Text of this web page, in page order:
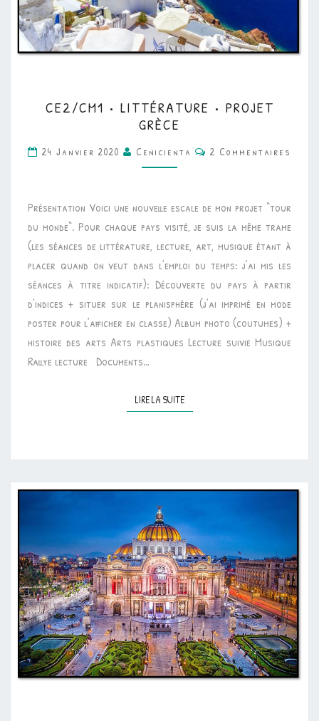
•
LITTÉRATURE
•
PROJET
CE2/CM1 • LITTÉRATURE • PROJET
GRÈCE
24 Janvier 2020 Cenicienta Commentaires
2 Commentaires
Présentation Voici une nouvelle escale de mon projet “tour
du monde“. Pour chaque pays visité, je suis la même trame
(les séances de littérature, lecture, art, musique étant à
placer quand on veut dans l’emploi du temps: j’ai mis les
séances à titre indicatif): Découverte du pays à partir
d’indices + situer sur le planisphère (j’ai imprimé en mode
poster pour l’afficher en classe) Album photo (coutumes) +
histoire des arts Arts plastiques Lecture suivie Musique
Rallye lecture Documents…
LIRE LA SUITELIRE LA SUITE